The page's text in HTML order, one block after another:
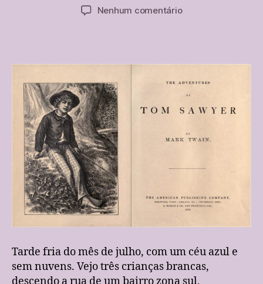
Nenhum comentárioem
infância
acabou?
Tarde fria do mês de julho, com um céu azul e
sem nuvens. Vejo três crianças brancas,
descendo a rua de um bairro zona sul,